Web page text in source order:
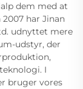
dem med at
har Jinan
udnyttet mere
udstyr, der
I
bruger vores